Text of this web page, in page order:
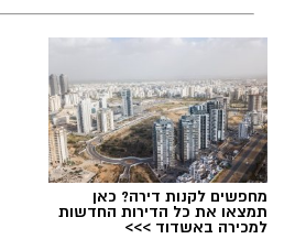
בחירות 2026
מחפשים לקנות דירה? כאן
תמצאו את כל הדירות החדשות
למכירה באשדוד >>>